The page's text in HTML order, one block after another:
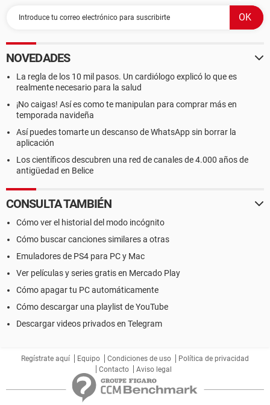
NOVEDADES
La regla de los 10 mil pasos. Un cardiólogo explicó lo que es
realmente necesario para la salud
¡No caigas! Así es como te manipulan para comprar más en
temporada navideña
Así puedes tomarte un descanso de WhatsApp sin borrar la
aplicación
Los científicos descubren una red de canales de 4.000 años de
antigüedad en Belice
CONSULTA TAMBIÉN
Cómo ver el historial del modo incógnito
Cómo buscar canciones similares a otras
Emuladores de PS4 para PC y Mac
Ver películas y series gratis en Mercado Play
Cómo apagar tu PC automáticamente
Cómo descargar una playlist de YouTube
Descargar videos privados en Telegram
Regístrate aquí Equipo Condiciones de uso
Política de privacidad
Contacto
Aviso legal